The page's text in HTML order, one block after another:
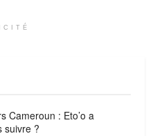
Cameroun : Eto’o a
suivre ?